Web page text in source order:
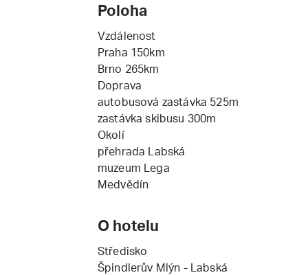
Poloha
Vzdálenost
Praha 150km
Brno 265km
Doprava
autobusová zastávka 525m
zastávka skibusu 300m
Okolí
přehrada Labská
muzeum Lega
Medvědín
O hotelu
Středisko
Špindlerův Mlýn - Labská